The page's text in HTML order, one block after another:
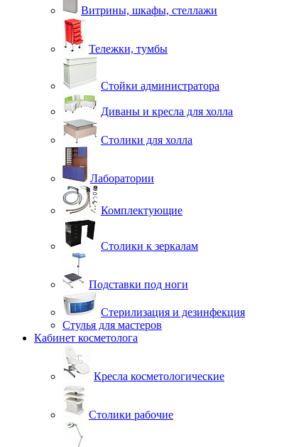
Витрины, шкафы, стеллажи
Тележки, тумбы
Стойки администратора
Диваны и кресла для холла
Столики для холла
Лаборатории
Комплектующие
Столики к зеркалам
Подставки под ноги
Стерилизация и дезинфекция
Стулья для мастеров
Кабинет косметолога
Кресла косметологические
Столики рабочие